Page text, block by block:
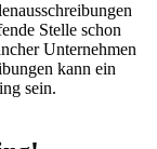
Stelle schon
Unternehmen
kann ein
sein.